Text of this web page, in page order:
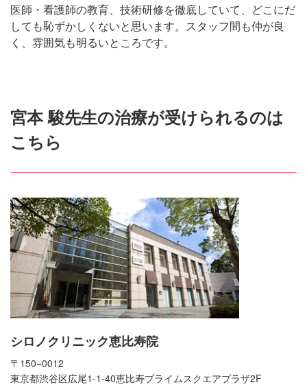
医師・看護師の教育、技術研修を徹底していて、どこにだ
しても恥ずかしくないと思います。スタッフ間も仲が良
く、雰囲気も明るいところです。
宮本 駿先生の治療が受けられるのは
こちら
シロノクリニック恵比寿院
〒150−0012
東京都渋谷区広尾1-1-40恵比寿プライムスクエアプラザ2F